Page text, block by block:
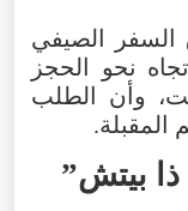
السفر
الصيفي
نحو
الحجز
، وأن
الطلب
المقبلة.
ذا بيتش”